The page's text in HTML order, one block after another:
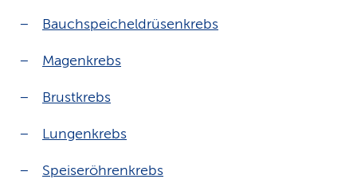
Bauchspeicheldrüsenkrebs
Magenkrebs
Brustkrebs
Lungenkrebs
Speiseröhrenkrebs